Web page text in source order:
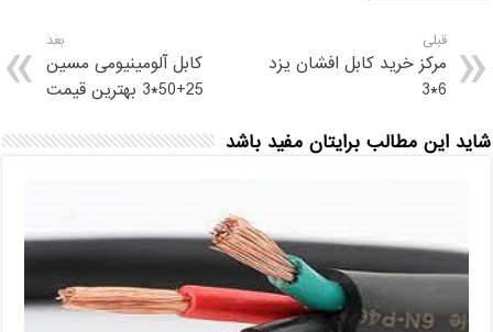
قبلی
مرکز خرید کابل افشان یزد
6*3
بعد
کابل آلومینیومی مسین
25+50*3 بهترین قیمت
شاید این مطالب برایتان مفید باشد